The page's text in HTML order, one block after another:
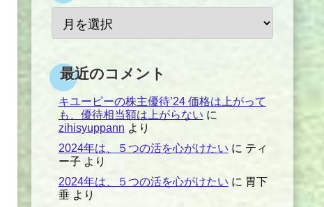
最近のコメント
キユーピーの株主優待’24 価格は上がって
も、優待相当額は上がらない に
zihisyuppann より
2024年は、５つの活を心がけたい に ティ
ー子 より
2024年は、５つの活を心がけたい に 胃下
垂より